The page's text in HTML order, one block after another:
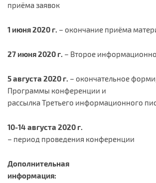
приёма заявок
1 июня 2020 г. – окончание приёма
27 июня 2020 г. – Второе
5 августа 2020 г. – окончательное
Программы конференции и
рассылка Третьего информационного
10-14 августа 2020 г.
– период проведения конференции
Дополнительная
информация: